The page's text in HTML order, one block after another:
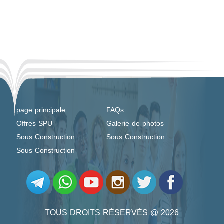
page principale
FAQs
Offres SPU
Galerie de photos
Sous Construction
Sous Construction
Sous Construction
TOUS DROITS RÉSERVÉS @ 2026